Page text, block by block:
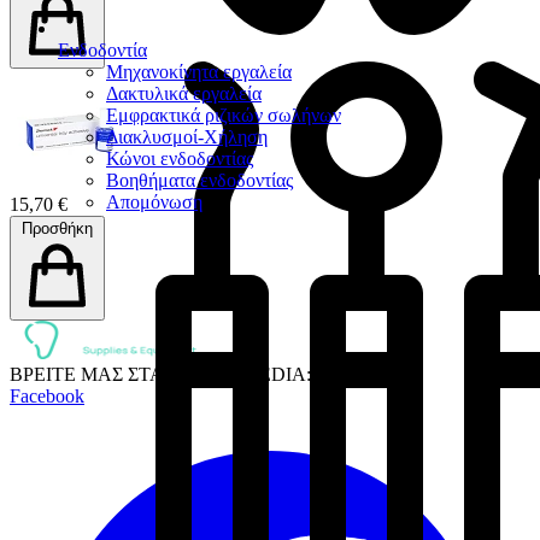
Ενδοδοντία
Μηχανοκίνητα εργαλεία
Δακτυλικά εργαλεία
Εμφρακτικά ριζικών σωλήνων
Διακλυσμοί-Χήληση
Κώνοι ενδοδοντίας
Βοηθήματα ενδοδοντίας
Απομόνωση
15,70 €
Προσθήκη
ΒΡΕΙΤΕ ΜΑΣ ΣΤΑ SOCIAL MEDIA:
Facebook